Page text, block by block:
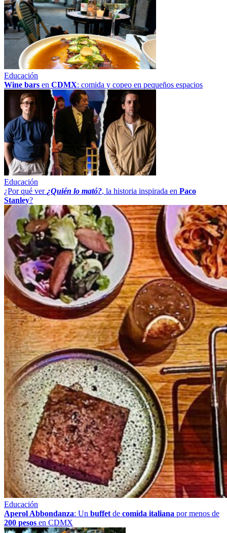
Educación
Wine bars en CDMX: comida y copeo en pequeños espacios
Educación
¿Por qué ver ¿Quién lo mató?, la historia inspirada en Paco
Stanley?
Educación
Aperol Abbondanza: Un buffet de comida italiana por menos de
200 pesos en CDMX